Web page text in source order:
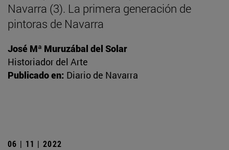
Navarra (3). La primera generación de
pintoras de Navarra
José Mª Muruzábal del Solar
Historiador del Arte
Publicado en: Diario de Navarra
06 | 11 | 2022